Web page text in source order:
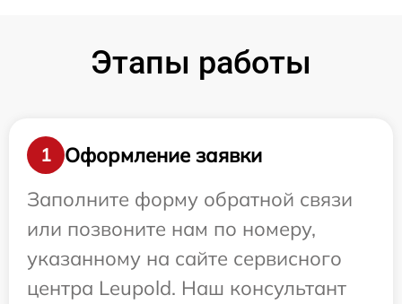
Этапы работы
1
Оформление заявки
Заполните форму обратной связи
или позвоните нам по номеру,
указанному на сайте сервисного
центра Leupold. Наш консультант